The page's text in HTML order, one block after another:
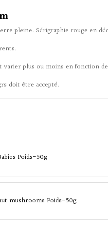
pleine. Sérigraphie rouge en
varier plus ou moins en fonction
doit être accepté.
Poids-50g
mushrooms Poids-50g